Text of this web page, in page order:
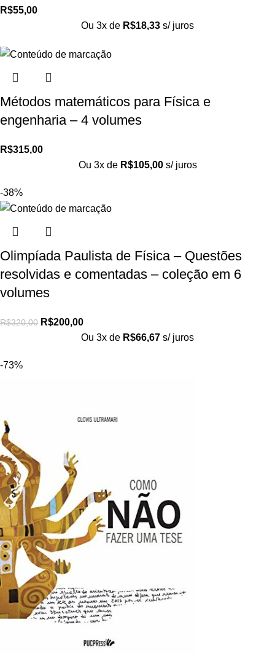
R$55,00
Ou 3x de R$18,33 s/ juros
Métodos matemáticos para Física e
engenharia – 4 volumes
R$315,00
Ou 3x de R$105,00 s/ juros
-38%
Olimpíada Paulista de Física – Questões
resolvidas e comentadas – coleção em 6
volumes
R$320,00 R$200,00
Ou 3x de R$66,67 s/ juros
-73%